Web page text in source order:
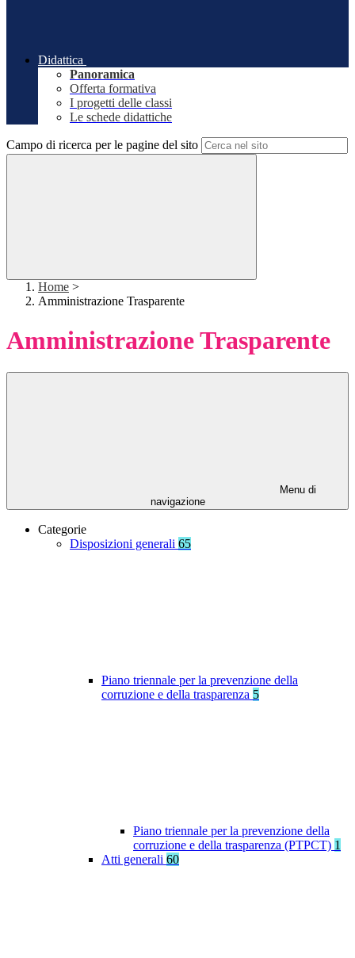
Didattica
Panoramica
Offerta formativa
I progetti delle classi
Le schede didattiche
Campo di ricerca per le pagine del sito
Home >
Amministrazione Trasparente
Amministrazione Trasparente
Menu di
navigazione
Categorie
Disposizioni generali 65
Piano triennale per la prevenzione della
corruzione e della trasparenza 5
Piano triennale per la prevenzione della
corruzione e della trasparenza (PTPCT) 1
Atti generali 60